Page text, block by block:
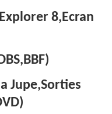
8,Ecran
Jupe,Sorties